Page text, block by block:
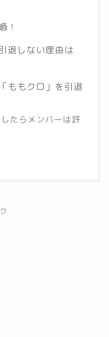
！
退しない理由は
ももクロ」を引退
たらメンバーは許